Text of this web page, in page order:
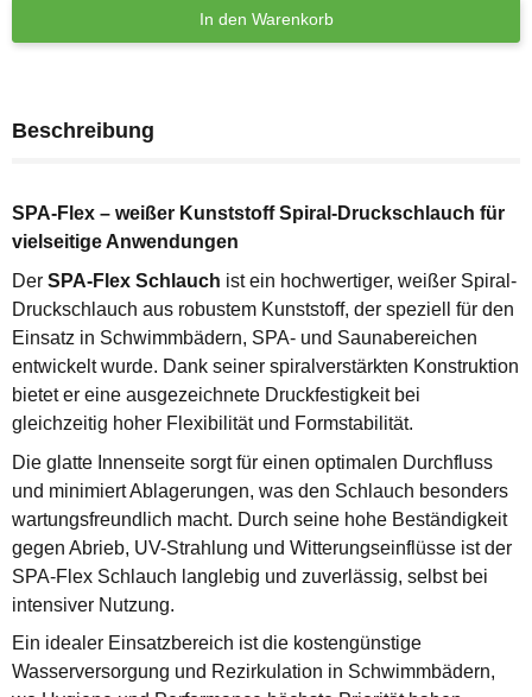
In den Warenkorb
Beschreibung
SPA-Flex – weißer Kunststoff Spiral-Druckschlauch für
vielseitige Anwendungen
Der SPA-Flex Schlauch ist ein hochwertiger, weißer Spiral-
Druckschlauch aus robustem Kunststoff, der speziell für den
Einsatz in Schwimmbädern, SPA- und Saunabereichen
entwickelt wurde. Dank seiner spiralverstärkten Konstruktion
bietet er eine ausgezeichnete Druckfestigkeit bei
gleichzeitig hoher Flexibilität und Formstabilität.
Die glatte Innenseite sorgt für einen optimalen Durchfluss
und minimiert Ablagerungen, was den Schlauch besonders
wartungsfreundlich macht. Durch seine hohe Beständigkeit
gegen Abrieb, UV-Strahlung und Witterungseinflüsse ist der
SPA-Flex Schlauch langlebig und zuverlässig, selbst bei
intensiver Nutzung.
Ein idealer Einsatzbereich ist die kostengünstige
Wasserversorgung und Rezirkulation in Schwimmbädern,